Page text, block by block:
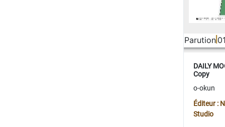
Parution
DAILY
Copy
o-okun
Éditeur :
Studio